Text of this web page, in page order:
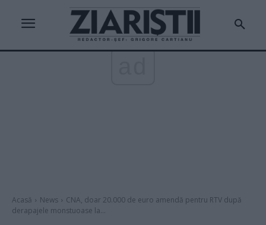
Acasă News
CNA, doar 20.000 de euro amendă pentru RTV după
derapajele monstuoase la...